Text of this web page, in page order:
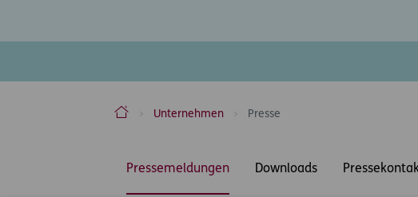
ERGO Versicherung Aktiengesellschaft
Unternehmen Presse
Pressemeldungen
Downloads